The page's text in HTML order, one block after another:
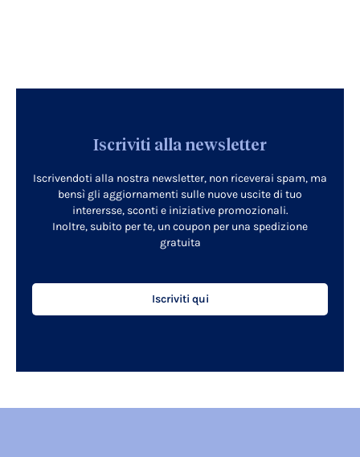
Iscriviti alla newsletter
Iscrivendoti alla nostra newsletter, non riceverai spam, ma
bensì gli aggiornamenti sulle nuove uscite di tuo
interersse, sconti e iniziative promozionali.
Inoltre, subito per te, un coupon per una spedizione
gratuita
Iscriviti qui